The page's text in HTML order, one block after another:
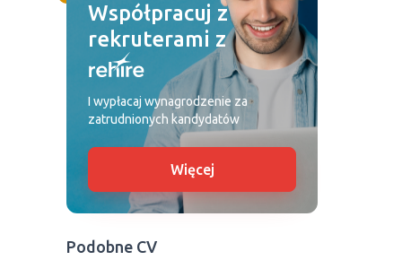
Współpracuj z
rekruterami z
I wypłacaj wynagrodzenie za
zatrudnionych kandydatów
Więcej
Podobne CV